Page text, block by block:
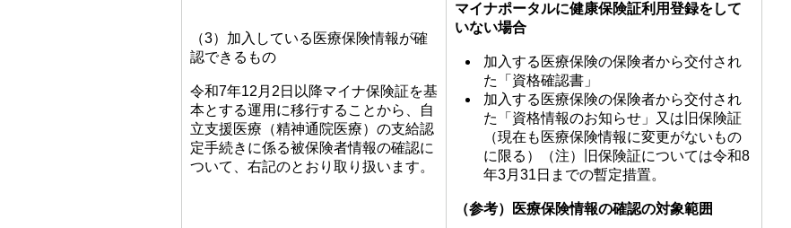
（3）加入している医療保険情報が確
認できるもの
令和7年12月2日以降マイナ保険証を基
本とする運用に移行することから、自
立支援医療（精神通院医療）の支給認
定手続きに係る被保険者情報の確認に
ついて、右記のとおり取り扱います。
マイナポータルに健康保険証利用登録をして
いない場合
加入する医療保険の保険者から交付され
た「資格確認書」
加入する医療保険の保険者から交付され
た「資格情報のお知らせ」又は旧保険証
（現在も医療保険情報に変更がないもの
に限る）（注）旧保険証については令和8
年3月31日までの暫定措置。
（参考）医療保険情報の確認の対象範囲